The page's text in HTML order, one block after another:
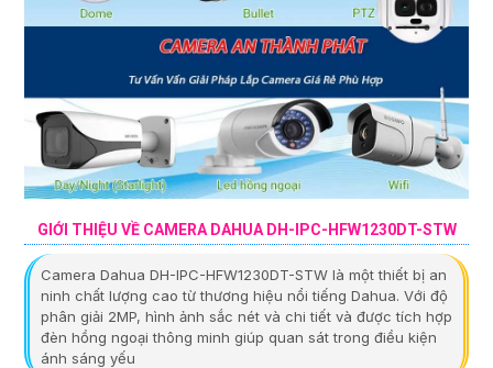
GIỚI THIỆU VỀ CAMERA DAHUA DH-IPC-HFW1230DT-STW
Camera Dahua DH-IPC-HFW1230DT-STW là một thiết bị an
ninh chất lượng cao từ thương hiệu nổi tiếng Dahua. Với độ
phân giải 2MP, hình ảnh sắc nét và chi tiết và được tích hợp
đèn hồng ngoại thông minh giúp quan sát trong điều kiện
ánh sáng yếu